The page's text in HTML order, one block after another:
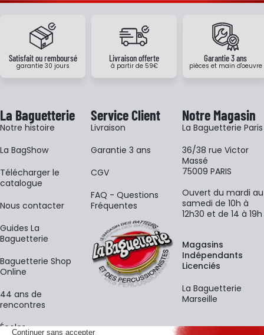
Satisfait ou remboursé
garantie 30 jours
Livraison offerte
à partir de 59€
Garantie 3 ans
pièces et main d'oeuvre
La Baguetterie
Notre histoire
La BagShow
​Télécharger le
catalogue
Nous contacter
Guides La
Baguetterie
Baguetterie Shop
Online
44 ans de
rencontres
Écoles
Service Client
Livraison
Garantie 3 ans
CGV
FAQ - Questions
Fréquentes
Notre Magasin
La Baguetterie Paris
36/38 rue Victor
Massé
75009 PARIS
Ouvert du mardi au
samedi de 10h à
12h30 et de 14 à 19h
Magasins
Indépendants
Licenciés
La Baguetterie
Marseille